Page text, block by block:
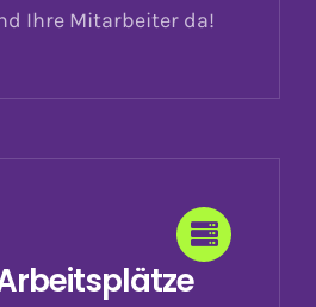
Ihre Mitarbeiter da!